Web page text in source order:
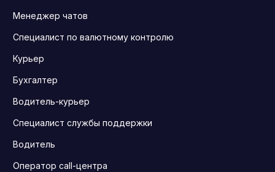
Менеджер чатов
Специалист по валютному контролю
Курьер
Бухгалтер
Водитель-курьер
Специалист службы поддержки
Водитель
Оператор call-центра